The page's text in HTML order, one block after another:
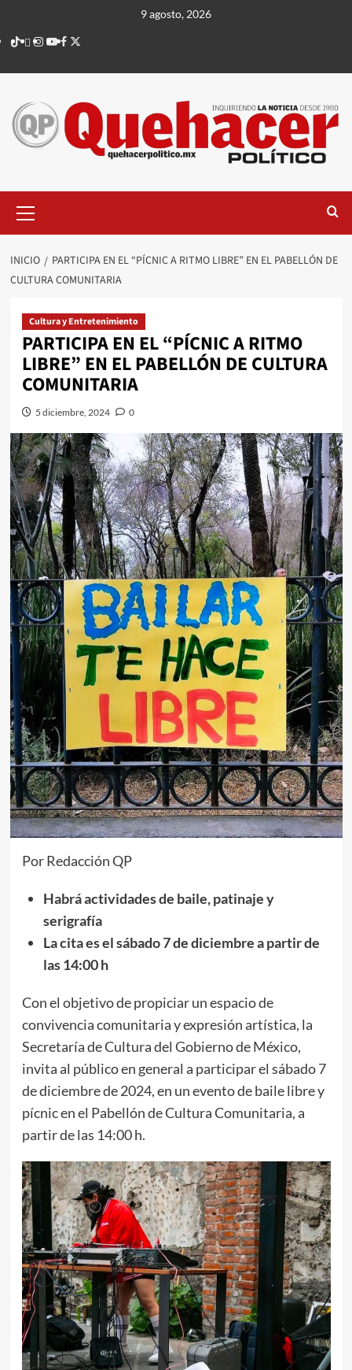
contenido
9 agosto, 2026
TikTok
threads
Instagram
Youtube
Facebook
X
principal
INICIO
PARTICIPA EN EL “PÍCNIC A RITMO LIBRE” EN EL PABELLÓN DE
CULTURA COMUNITARIA
Cultura y Entretenimiento
PARTICIPA EN EL “PÍCNIC A RITMO
LIBRE” EN EL PABELLÓN DE CULTURA
COMUNITARIA
5 diciembre, 2024 0
Por Redacción QP
Habrá actividades de baile, patinaje y
serigrafía
La cita es el sábado 7 de diciembre a partir de
las 14:00 h
Con el objetivo de propiciar un espacio de
convivencia comunitaria y expresión artística, la
Secretaría de Cultura del Gobierno de México,
invita al público en general a participar el sábado 7
de diciembre de 2024, en un evento de baile libre y
pícnic en el Pabellón de Cultura Comunitaria, a
partir de las 14:00 h.